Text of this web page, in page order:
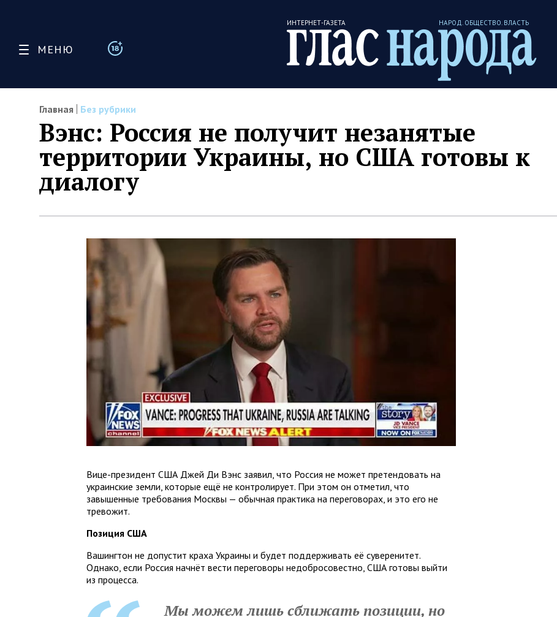
МЕНЮ
ИНТЕРНЕТ-ГАЗЕТА НАРОД. ОБЩЕСТВО. ВЛАСТЬ
Главная Без рубрики
Вэнс: Россия не получит незанятые
территории Украины, но США готовы к
диалогу
Вице-президент США Джей Ди Вэнс заявил, что Россия не может претендовать на
украинские земли, которые ещё не контролирует. При этом он отметил, что
завышенные требования Москвы — обычная практика на переговорах, и это его не
тревожит.
Позиция США
Вашингтон не допустит краха Украины и будет поддерживать её суверенитет.
Однако, если Россия начнёт вести переговоры недобросовестно, США готовы выйти
из процесса.
Мы можем лишь сближать позиции, но